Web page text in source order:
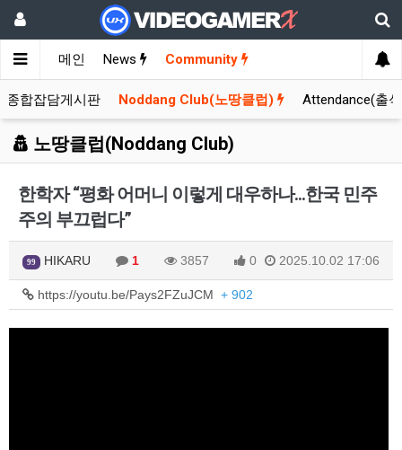
메인 News Community
종합잡담게시판 Noddang Club(노땅클럽) Attendance(출
노땅클럽(Noddang Club)
한학자 “평화 어머니 이렇게 대우하나...한국 민주
주의 부끄럽다”
99 HIKARU 1 3857 0 2025.10.02 17:06
https://youtu.be/Pays2FZuJCM + 902